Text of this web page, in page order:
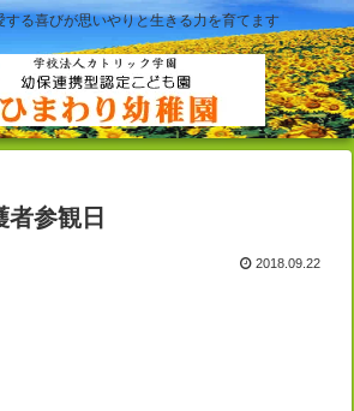
する喜びが思いやりと生きる力を育てます
参観日
2018.09.22